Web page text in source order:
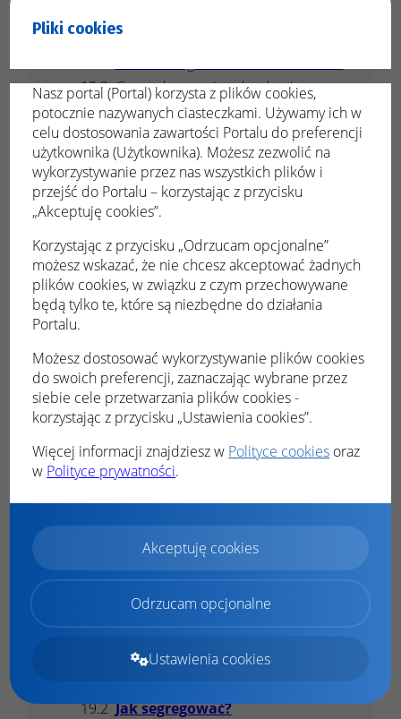
Podatki i opłaty lokalne
Gospodarowanie odpadami
komunalnymi
Ewidencja opłat komunalnych
Podatek od środków transportu
Zezwolenie na sprzedaż napojów
alkoholowych
Zestawienie płatności
Dokonywanie płatności
Płatność Blue Media
Dokonane wpłaty
Tryb demo
Powiadomienia
Konsultacje społeczne
Podgląd konsultacji
Moje dane
Zgłoszenia społeczne
Podgląd zgłoszenia
Rejestracja nowego zgłoszenia
Czas na odpady
Jak segregować?
Pliki cookies
Nasz portal (Portal) korzysta z plików cookies,
potocznie nazywanych ciasteczkami. Używamy ich w
celu dostosowania zawartości Portalu do preferencji
użytkownika (Użytkownika). Możesz zezwolić na
wykorzystywanie przez nas wszystkich plików i
przejść do Portalu – korzystając z przycisku
„Akceptuję cookies”.
Korzystając z przycisku „Odrzucam opcjonalne”
możesz wskazać, że nie chcesz akceptować żadnych
plików cookies, w związku z czym przechowywane
będą tylko te, które są niezbędne do działania
Portalu.
Możesz dostosować wykorzystywanie plików cookies
do swoich preferencji, zaznaczając wybrane przez
siebie cele przetwarzania plików cookies -
korzystając z przycisku „Ustawienia cookies”.
Więcej informacji znajdziesz w Polityce cookies oraz
w Polityce prywatności.
Akceptuję cookies
Odrzucam opcjonalne
Ustawienia cookies